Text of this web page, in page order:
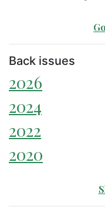
Back issues
2026
2024
2022
2020